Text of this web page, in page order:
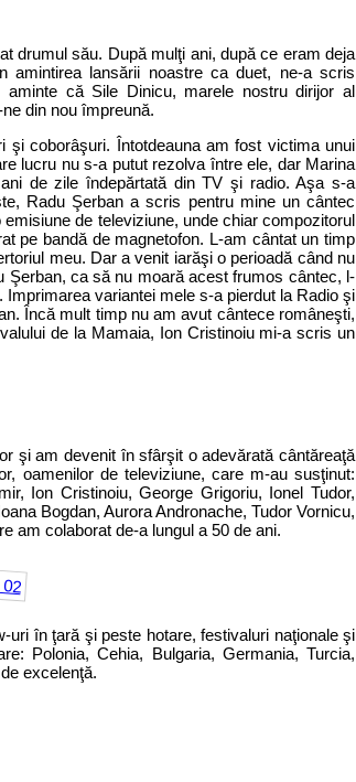
său. După mulţi ani, după ce eram deja
amintirea lansării noastre ca duet, ne-a scris
aminte că Sile Dinicu, marele nostru dirijor al
din nou împreună.
coborâşuri. Întotdeauna am fost victima unui
lucru nu s-a putut rezolva între ele, dar Marina
de zile îndepărtată din TV şi radio. Aşa s-a
Radu Şerban a scris pentru mine un cântec
de televiziune, unde chiar compozitorul
pe bandă de magnetofon. L-am cântat un timp
meu. Dar a venit iarăşi o perioadă când nu
ca să nu moară acest frumos cântec, l-
variantei mele s-a pierdut la Radio şi
Încă mult timp nu am avut cântece româneşti,
de la Mamaia, Ion Cristinoiu mi-a scris un
am devenit în sfârşit o adevărată cântăreaţă
oamenilor de televiziune, care m-au susţinut:
Ion Cristinoiu, George Grigoriu, Ionel Tudor,
Bogdan, Aurora Andronache, Tudor Vornicu,
am colaborat de-a lungul a 50 de ani.
în ţară şi peste hotare, festivaluri naţionale şi
Polonia, Cehia, Bulgaria, Germania, Turcia,
excelenţă.